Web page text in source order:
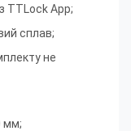
TTLock App;
сплав;
не
мм;